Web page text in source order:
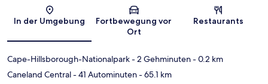
Karte
In der Umgebung
Fortbewegung vor
Ort
Restaurants
Cape-Hillsborough-Nationalpark- 2 Gehminuten- 0.2 km
Caneland Central- 41 Autominuten- 65.1 km